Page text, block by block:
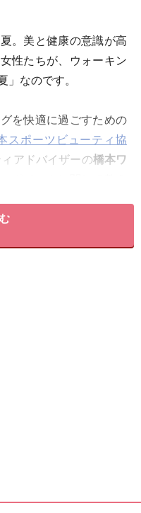
。美と健康の意識が高
性たちが、ウォーキン
」なのです。
を快適に過ごすための
スポーツビューティ協
アドバイザーの橋本ワ
、教えて頂いた、UVケ
取り入れて下さいね。